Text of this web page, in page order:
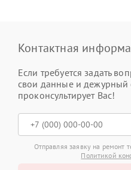
Контактная
Если требуется задать
свои данные и дежурный
проконсультирует Вас!
Отправляя заявку на ремонт
Политикой